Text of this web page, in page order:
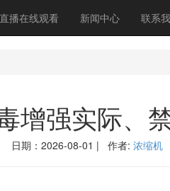
播在线观看 新闻中心 联系
增强实际、
日期：2026-08-01 | 作者:浓缩机